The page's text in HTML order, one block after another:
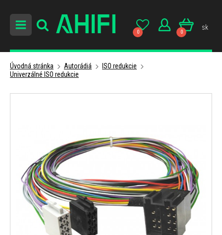
0 0
sk
Úvodná stránka Autorádiá
ISO redukcie
Univerzálné ISO redukcie